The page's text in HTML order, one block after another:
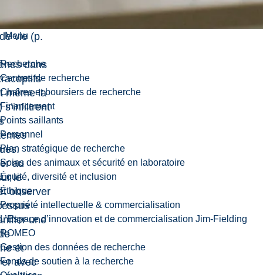
Menu
Recherche
Centres de recherche
Chaires et boursiers de recherche
Financement
Points saillants
Personnel
Plan stratégique de recherche
Soins des animaux et sécurité en laboratoire
Équité, diversité et inclusion
Éthique
Propriété intellectuelle & commercialisation
L’Espace d’innovation et de commercialisation Jim-Fielding
ROMEO
Gestion des données de recherche
Fonds de soutien à la recherche
nos
vie (p.
dans
même la
s’infiltrent
au
le
observer
une
et
avec